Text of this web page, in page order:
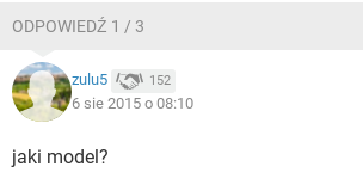
ODPOWIEDŹ 1 / 3
zulu5 152
6 sie 2015 o 08:10
jaki model?